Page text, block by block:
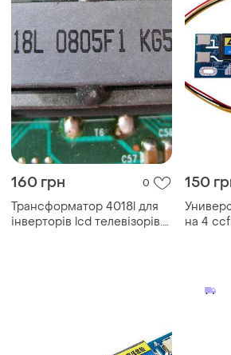
160 грн 0
Трансформатор 4018l для
інверторів lcd телевізорів.
150
на 4